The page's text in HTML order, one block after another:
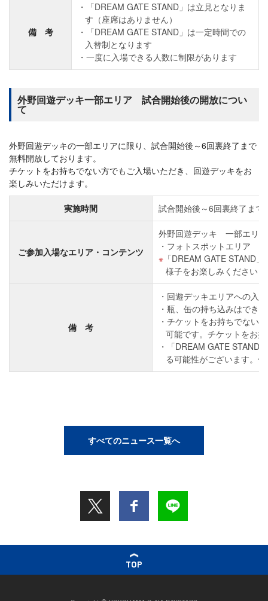
備 考
「DREAM GATE STAND」は立見となりま
す（座席はありません）
「DREAM GATE STAND」は一定時間での
入替制となります
一度に入場できる人数に制限があります
外野回遊デッキ一部エリア 試合開始後の開放につい
て
外野回遊デッキの一部エリアに限り、試合開始後～6回裏終了まで
無料開放しております。
チケットをお持ちでない方でもご入場いただき、回遊デッキをお
楽しみいただけます。
実施時間 試合開始後～6回裏終了まで
ご参加入場なエリア・コンテンツ
外野回遊デッキ 一部エリア
フォトスポットエリア
「DREAM GATE STAND
様子をお楽しみください
備 考
回遊デッキエリアへの入
瓶、缶の持ち込みはでき
チケットをお持ちでない
可能です。チケットをお
「DREAM GATE
る可能性がございます。
すべてのニュース一覧へ
TOP